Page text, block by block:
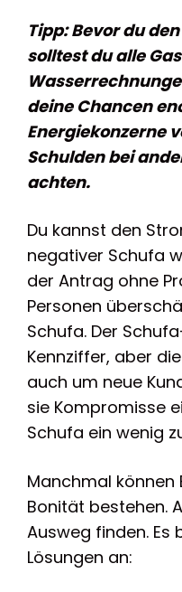
Tipp: Bevor du
solltest du alle
deine Chancen
Energiekonzerne
Schulden bei
achten.
Du kannst den
negativer Schufa
der Antrag ohne
Personen
Schufa. Der
Kennziffer, aber
auch um neue
sie Kompromisse
Schufa ein wenig
Manchmal können
Bonität bestehen.
Ausweg finden.
Lösungen an: